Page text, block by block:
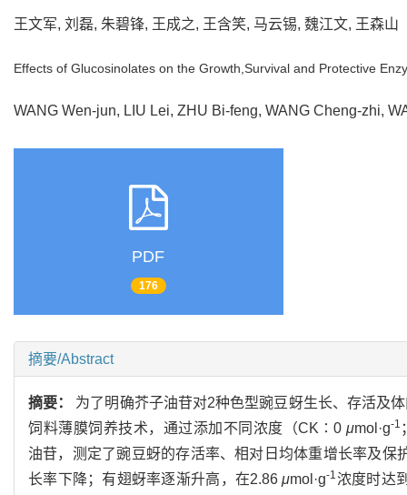
王文军, 刘磊, 朱碧锋, 王成之, 王含笑, 马云锡, 魏江文, 王森
Effects of Glucosinolates on the Growth,Survival and Protective
WANG Wen-jun, LIU Lei, ZHU Bi-feng, WANG Cheng-zhi,
PDF
176
摘要/Abstract
摘要： 为了明确芥子油苷对2种色型豌豆蚜生长、存活及
饲料薄膜饲养技术，通过添加不同浓度（CK∶0 μmol·g-1
油苷，测定了豌豆蚜的存活率、相对日均体重增长率及
长率下降；有翅蚜率逐渐升高，在2.86μmol·g-1 浓度时达